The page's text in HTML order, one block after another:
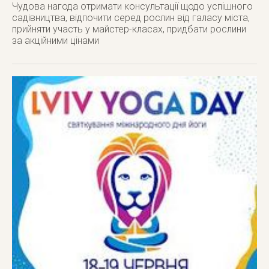
Чудова нагода отримати консультації щодо успішного
садівництва, відпочити серед рослин від галасу міста,
прийняти участь у майстер-класах, придбати рослини
за акційними цінами